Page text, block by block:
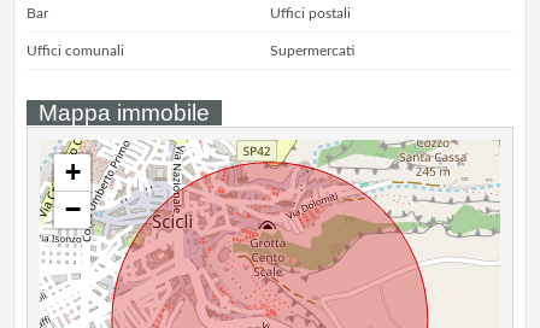
Bar Uffici postali
Uffici comunali Supermercati
Mappa immobile
+
−